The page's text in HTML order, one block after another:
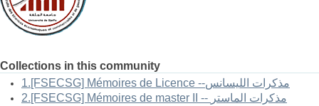
Collections in this community
1.[FSECSG] Mémoires de Licence --مذكرات الليسانس
2.[FSECSG] Mémoires de master II -- مذكرات الماستر